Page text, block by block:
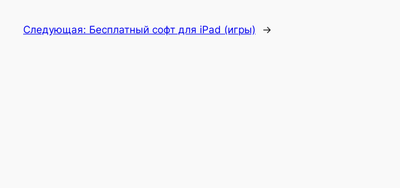
Следующая: Бесплатный софт для iPad (игры) →